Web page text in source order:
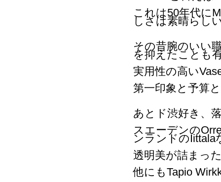
これは50年代に
しさは素晴らし
その昔腕のいい
を抑えたことも
実用性の高い
第一印象と予算
あとド渋好き、
スエーデンの
ンランドのIittala
透明美が詰まっ
他にもTapio